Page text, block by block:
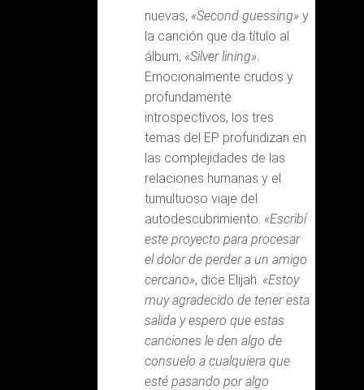
nuevas, «Second guessing»y
la canción que da título al
álbum, «Silver lining».
Emocionalmente crudos y
profundamente
introspectivos, los tres
temas del EP profundizan en
las complejidades de las
relaciones humanas y el
tumultuoso viaje del
autodescubrimiento. «Escribí
este proyecto para procesar
el dolor de perder a un amigo
cercano», dice Elijah. «Estoy
muy agradecido de tener esta
salida y espero que estas
canciones le den algo de
consuelo a cualquiera que
esté pasando por algo